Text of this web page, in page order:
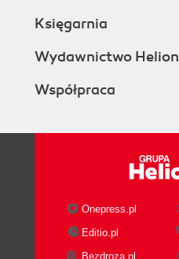
Księgarnia
Wydawnictwo Helion
Współpraca
Onepress.pl
Editio.pl
Bezdroza.pl